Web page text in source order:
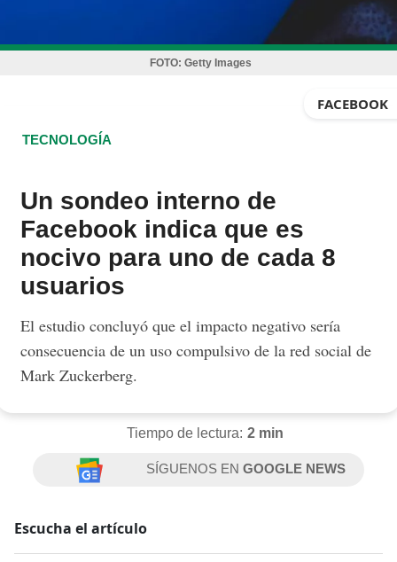
FOTO: Getty Images
FACEBOOK
TECNOLOGÍA
Un sondeo interno de
Facebook indica que es
nocivo para uno de cada 8
usuarios
El estudio concluyó que el impacto negativo sería
consecuencia de un uso compulsivo de la red social de
Mark Zuckerberg.
Tiempo de lectura: 2 min
SÍGUENOS ENGOOGLE NEWS
Escucha el artículo